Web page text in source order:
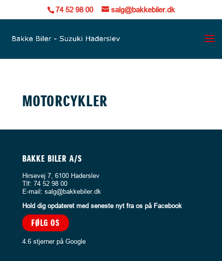
74 52 98 00 salg@bakkebiler.dk
MOTORCYKLER
BAKKE BILER A/S
Hirsevej 7, 6100 Haderslev
Tlf: 74 52 98 00
E-mail: salg@bakkebiler.dk
Hold dig opdateret med seneste nyt fra os på Facebook
FØLG OS
4.6 stjerner på Google